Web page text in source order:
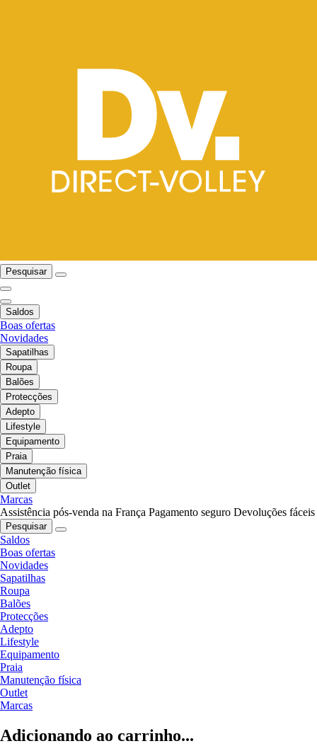
Pesquisar
Saldos
Boas ofertas
Novidades
Sapatilhas
Roupa
Balões
Protecções
Adepto
Lifestyle
Equipamento
Praia
Manutenção física
Outlet
Marcas
Assistência pós-venda na França Pagamento seguro Devoluções fáceis
Pesquisar
Saldos
Boas ofertas
Novidades
Sapatilhas
Roupa
Balões
Protecções
Adepto
Lifestyle
Equipamento
Praia
Manutenção física
Outlet
Marcas
Adicionando ao carrinho...